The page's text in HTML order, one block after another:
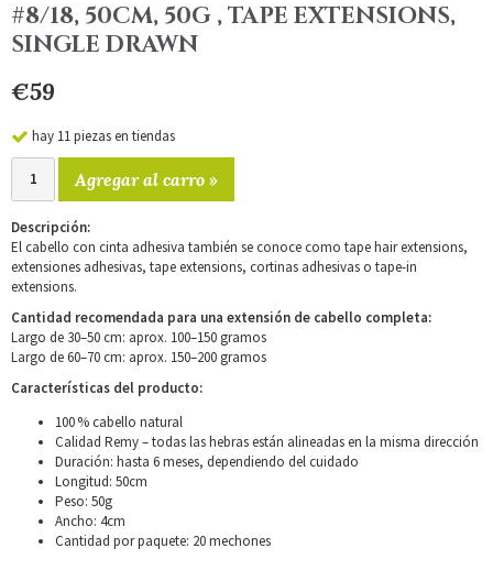
#8/18, 50CM, 50G , TAPE EXTENSIONS,
SINGLE DRAWN
€59
hay 11 piezas en tiendas
Agregar al carro »
Descripción:
El cabello con cinta adhesiva también se conoce como tape hair extensions,
extensiones adhesivas, tape extensions, cortinas adhesivas o tape-in
extensions.
Cantidad recomendada para una extensión de cabello completa:
Largo de 30–50 cm: aprox. 100–150 gramos
Largo de 60–70 cm: aprox. 150–200 gramos
Características del producto:
100 % cabello natural
Calidad Remy – todas las hebras están alineadas en la misma dirección
Duración: hasta 6 meses, dependiendo del cuidado
Longitud: 50cm
Peso: 50g
Ancho: 4cm
Cantidad por paquete: 20 mechones